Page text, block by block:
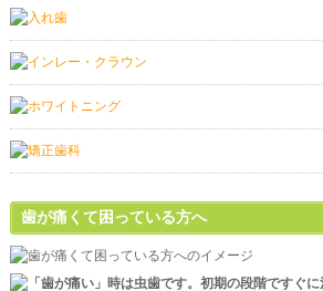
歯が痛くて困っている方へ